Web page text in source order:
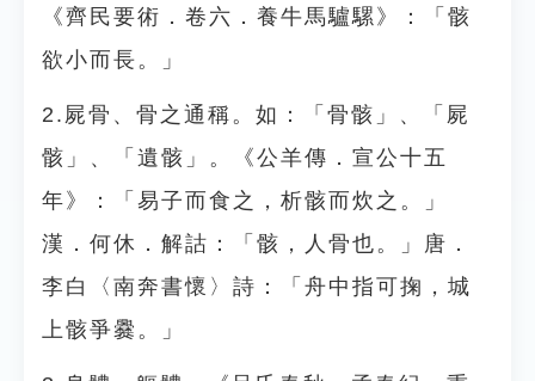
《齊民要術．卷六．養牛馬驢騾》：「骸
欲小而長。」
2.屍骨、骨之通稱。如：「骨骸」、「屍
骸」、「遺骸」。《公羊傳．宣公十五
年》：「易子而食之，析骸而炊之。」
漢．何休．解詁：「骸，人骨也。」唐．
李白〈南奔書懷〉詩：「舟中指可掬，城
上骸爭爨。」